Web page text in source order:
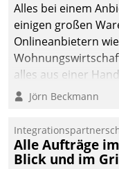
Alles bei einem
einigen großen
Onlineanbietern
alles aus einer Hand
Jörn Beckmann
Alle Aufträge im
Blick und im